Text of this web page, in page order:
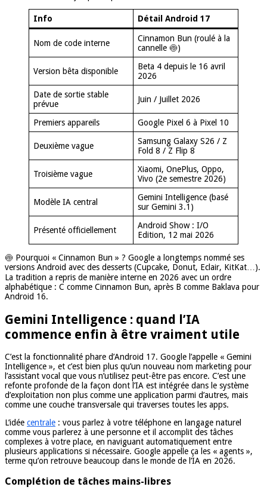
Info Détail Android 17
Nom de code interne
Cinnamon Bun (roulé à la
cannelle 🍥)
Version bêta disponible
Beta 4 depuis le 16 avril
2026
Date de sortie stable
prévue
Juin / Juillet 2026
Premiers appareils Google Pixel 6 à Pixel 10
Deuxième vague
Samsung Galaxy S26 / Z
Fold 8 / Z Flip 8
Troisième vague
Xiaomi, OnePlus, Oppo,
Vivo (2e semestre 2026)
Modèle IA central
Gemini Intelligence (basé
sur Gemini 3.1)
Présenté officiellement
Android Show : I/O
Edition, 12 mai 2026
🍥 Pourquoi « Cinnamon Bun » ? Google a longtemps nommé ses
versions Android avec des desserts (Cupcake, Donut, Eclair, KitKat…).
La tradition a repris de manière interne en 2026 avec un ordre
alphabétique : C comme Cinnamon Bun, après B comme Baklava pour
Android 16.
Gemini Intelligence : quand l’IA
commence enfin à être vraiment utile
C’est la fonctionnalité phare d’Android 17. Google l’appelle « Gemini
Intelligence », et c’est bien plus qu’un nouveau nom marketing pour
l’assistant vocal que vous n’utilisez peut-être pas encore. C’est une
refonte profonde de la façon dont l’IA est intégrée dans le système
d’exploitation non plus comme une application parmi d’autres, mais
comme une couche transversale qui traverses toutes les apps.
L’idée centrale : vous parlez à votre téléphone en langage naturel
comme vous parlerez à une personne et il accomplit des tâches
complexes à votre place, en naviguant automatiquement entre
plusieurs applications si nécessaire. Google appelle ça les « agents »,
terme qu’on retrouve beaucoup dans le monde de l’IA en 2026.
Complétion de tâches mains-libres